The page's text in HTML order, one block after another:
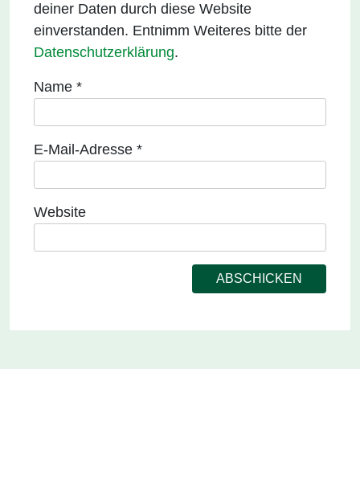
deiner Daten durch diese Website
einverstanden. Entnimm Weiteres bitte der
Datenschutzerklärung.
Name *
E-Mail-Adresse *
Website